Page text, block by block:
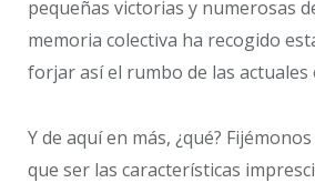
pequeñas victorias y numerosas
memoria colectiva ha recogido
forjar así el rumbo de las actuales
Y de aquí en más, ¿qué?
que ser las características